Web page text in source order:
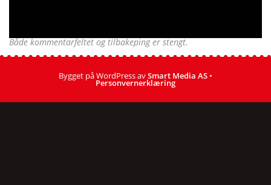
Både kommentarfeltet og tilbakeping er stengt.
Bygget på WordPress avSmart Media AS •
Personvernerklæring